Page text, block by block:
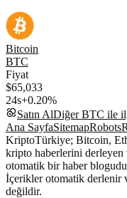
Bitcoin
BTC
Fiyat
$65,033
24s+0.20%
Satın AlDiğerBTC ile
Ana SayfaSitemapRobots
KriptoTürkiye; Bitcoin,
kripto haberlerini
otomatik bir haber
İçerikler otomatik derlenir
değildir.